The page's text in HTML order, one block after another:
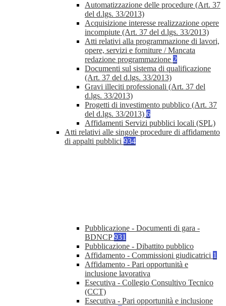
Automatizzazione delle procedure (Art. 37
del d.lgs. 33/2013)
Acquisizione interesse realizzazione opere
incompiute (Art. 37 del d.lgs. 33/2013)
Atti relativi alla programmazione di lavori,
opere, servizi e forniture / Mancata
redazione programmazione 2
Documenti sul sistema di qualificazione
(Art. 37 del d.lgs. 33/2013)
Gravi illeciti professionali (Art. 37 del
d.lgs. 33/2013)
Progetti di investimento pubblico (Art. 37
del d.lgs. 33/2013) 6
Affidamenti Servizi pubblici locali (SPL)
Atti relativi alle singole procedure di affidamento
di appalti pubblici 934
Pubblicazione - Documenti di gara -
BDNCP931
Pubblicazione - Dibattito pubblico
Affidamento - Commissioni giudicatrici 1
Affidamento - Pari opportunità e
inclusione lavorativa
Esecutiva - Collegio Consultivo Tecnico
(CCT)
Esecutiva - Pari opportunità e inclusione